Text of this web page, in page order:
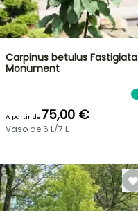
Carpinus betulus Fastigiata
Monument
A partir de75,00 €
Vaso de 6 L/7 L